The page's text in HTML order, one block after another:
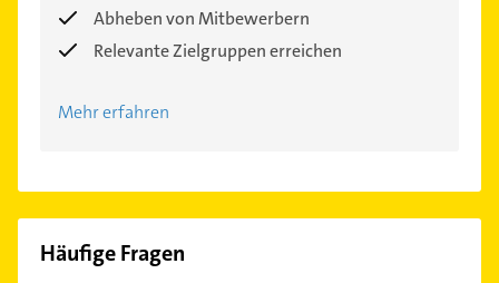
Abheben von Mitbewerbern
Relevante Zielgruppen erreichen
Mehr erfahren
Häufige Fragen